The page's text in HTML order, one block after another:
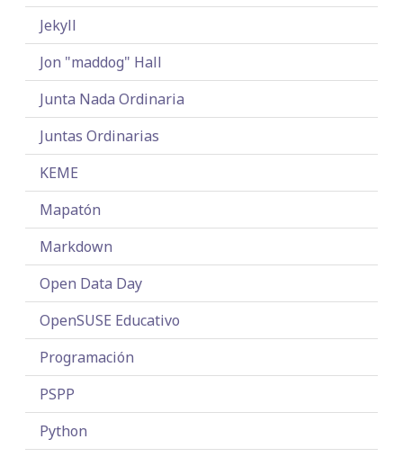
Jekyll
Jon "maddog" Hall
Junta Nada Ordinaria
Juntas Ordinarias
KEME
Mapatón
Markdown
Open Data Day
OpenSUSE Educativo
Programación
PSPP
Python